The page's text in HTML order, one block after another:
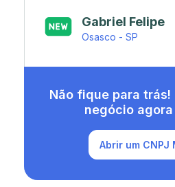
Japa’s açaí e
Rio de Janeiro - RJ
Não fique para trás!
negócio agora
Abrir um CNPJ